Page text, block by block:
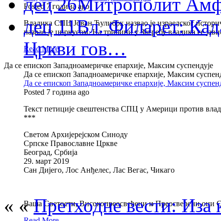
Posted 7 година ago
Владика СПЦ Јован Ћулибрк назвао је израелског
назвао је циркусом. На трибини у Загребу владика се
Read More
Да се епископ Западноамеричке епархије, Максим суспендује
Да се епископ Западноамеричке епархије, Максим
Да се епископ Западноамеричке епархије, Максим
Posted 7 година ago
Текст петиције свештенства СПЦ у Америци против
***
Светом Архијерејском Синоду
Српске Православне Цркве
Београд, Србија
29. март 2019
Сан Дијего, Лос Анђелес, Лас Вегас, Чикаго
Вашa Светости, Високопреосвећени и Преосвећени оци
дец 11Вл. Филарет:
Цркви гов…
« «Претходне вести: Иза